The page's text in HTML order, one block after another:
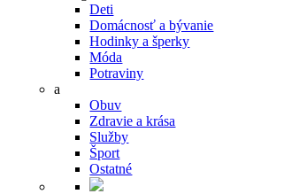
Deti
Domácnosť a bývanie
Hodinky a šperky
Móda
Potraviny
a
Obuv
Zdravie a krása
Služby
Šport
Ostatné